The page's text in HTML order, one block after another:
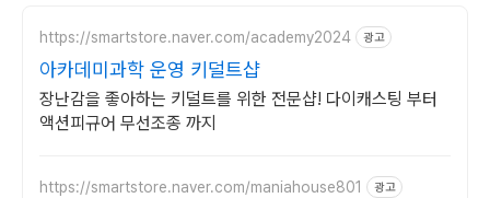
https://smartstore.naver.com/academy2024 광고
아카데미과학 운영 키덜트샵
장난감을 좋아하는 키덜트를 위한 전문샵! 다이캐스팅 부터
액션피규어 무선조종 까지
https://smartstore.naver.com/maniahouse801 광고